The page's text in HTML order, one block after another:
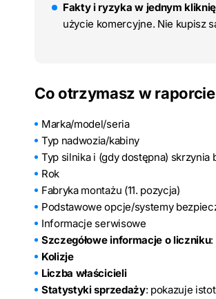
Fakty i ryzyka w jednym
użycie komercyjne. Nie kupisz
Co otrzymasz w
Marka/model/seria
Typ nadwozia/kabiny
Typ silnika i (gdy dostępna) skrzynia
Rok
Fabryka montażu (11. pozycja)
Podstawowe opcje/systemy
Informacje serwisowe
Szczegółowe informacje o liczniku:
Kolizje
Liczba właścicieli
Statystyki sprzedaży: pokazuje